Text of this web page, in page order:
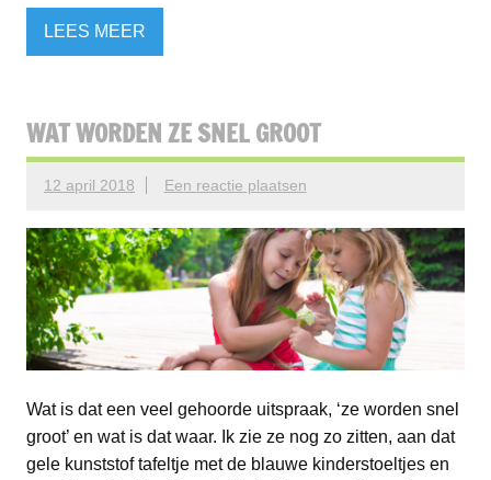
LEES MEER
WAT WORDEN ZE SNEL GROOT
12 april 2018 Een reactie plaatsen
Wat is dat een veel gehoorde uitspraak, ‘ze worden snel
groot’ en wat is dat waar. Ik zie ze nog zo zitten, aan dat
gele kunststof tafeltje met de blauwe kinderstoeltjes en